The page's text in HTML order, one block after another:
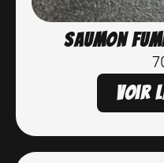
Saumon
Voir